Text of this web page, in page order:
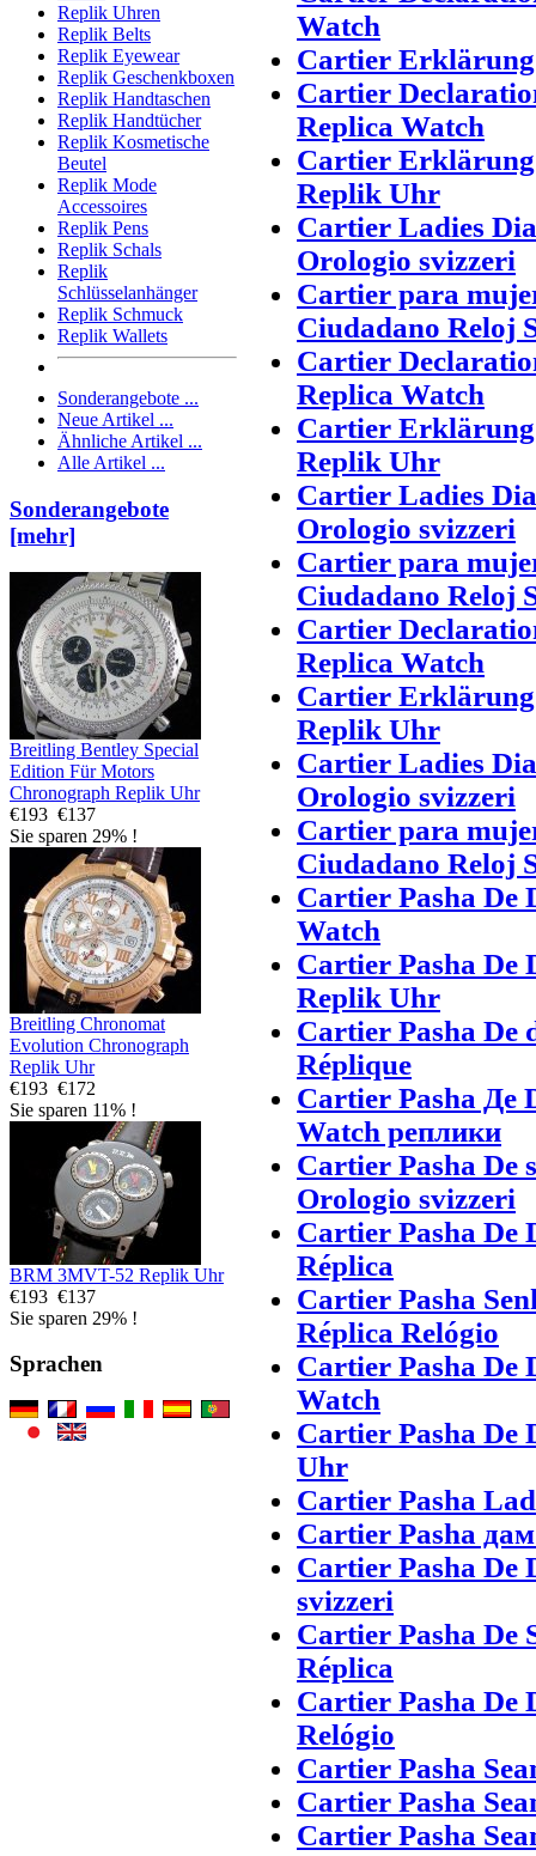
Replik Uhren
Replik Belts
Replik Eyewear
Replik Geschenkboxen
Replik Handtaschen
Replik Handtücher
Replik Kosmetische
Beutel
Replik Mode
Accessoires
Replik Pens
Replik Schals
Replik
Schlüsselanhänger
Replik Schmuck
Replik Wallets
Sonderangebote ...
Neue Artikel ...
Ähnliche Artikel ...
Alle Artikel ...
Sonderangebote
[mehr]
Breitling Bentley Special
Edition Für Motors
Chronograph Replik Uhr
€193 €137
Sie sparen 29% !
Breitling Chronomat
Evolution Chronograph
Replik Uhr
€193 €172
Sie sparen 11% !
BRM 3MVT-52 Replik Uhr
€193 €137
Sie sparen 29% !
Sprachen
Watch
Cartier Erklärung
Cartier
Replica Watch
Cartier Erklärung
Replik Uhr
Cartier Ladies
Orologio svizzeri
Cartier para
Ciudadano Reloj
Cartier
Replica Watch
Cartier Erklärung
Replik Uhr
Cartier Ladies
Orologio svizzeri
Cartier para
Ciudadano Reloj
Cartier
Replica Watch
Cartier Erklärung
Replik Uhr
Cartier Ladies
Orologio svizzeri
Cartier para
Ciudadano Reloj
Cartier Pasha De
Watch
Cartier Pasha De
Replik Uhr
Cartier Pasha De
Réplique
Cartier Pasha Де
Watch реплики
Cartier Pasha De
Orologio svizzeri
Cartier Pasha De
Réplica
Cartier Pasha
Réplica Relógio
Cartier Pasha De
Watch
Cartier Pasha De
Uhr
Cartier Pasha
Cartier Pasha
Cartier Pasha De
svizzeri
Cartier Pasha De
Réplica
Cartier Pasha De
Relógio
Cartier Pasha
Cartier Pasha
Cartier Pasha